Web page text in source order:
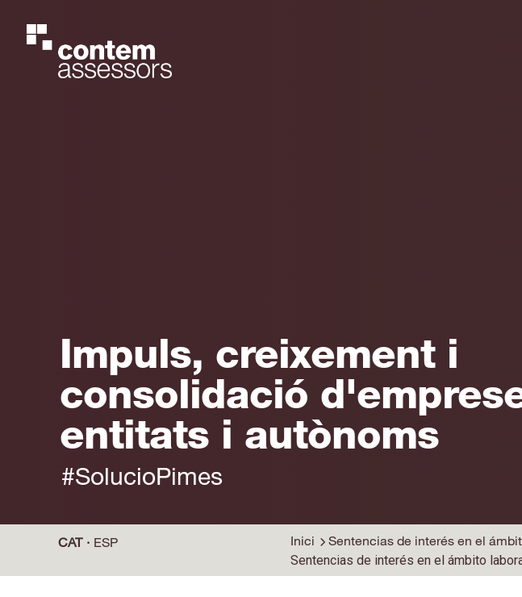
Impuls, creixement i
consolidació
entitats i autònoms
#SolucioPimes
CAT ESP Inici Sentencias de interés en el
Sentencias de interés en el ámbito